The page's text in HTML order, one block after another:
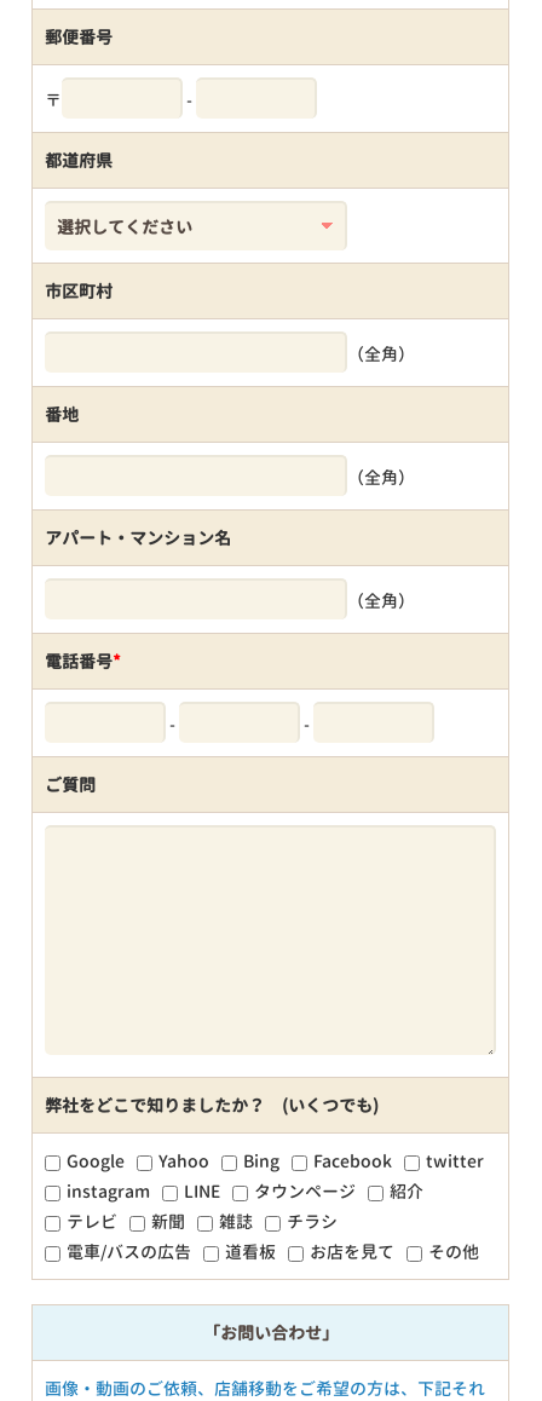
郵便番号
〒 -
都道府県
市区町村
（全角）
番地
（全角）
アパート・マンション名
（全角）
電話番号*
- -
ご質問
弊社をどこで知りましたか？ (いくつでも)
Google Yahoo Bing Facebook
twitter
instagram
LINE タウンページ
紹介
テレビ
新聞 雑誌
チラシ
電車/バスの広告
道看板 お店を見て その他
「お問い合わせ」
画像・動画のご依頼、店舗移動をご希望の方は、下記それ